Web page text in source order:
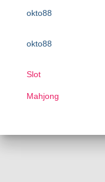
okto88
okto88
Slot
Mahjong